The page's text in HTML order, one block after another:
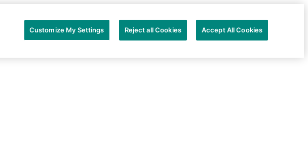
Customize My Settings Reject all Cookies Accept All Cookies